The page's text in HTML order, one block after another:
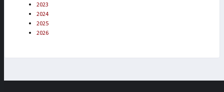
2023
2024
2025
2026